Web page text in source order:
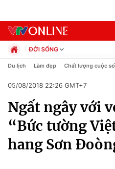
Chuyên mục
Chính trị
Xã hội
ĐỜI SỐNG
Chính trị
Pháp luật
Kinh tế
Thể thao
Truyền hình
Văn hóa - Giải trí
Y tế
Du lịch Làm đẹp Chất lượng cuộc
05/08/2018 22:26 GMT+7
Ngất ngây với
“Bức tường
hang Sơn